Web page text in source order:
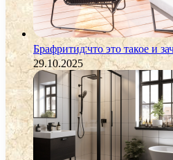
Брафритид:что это такое и
29.10.2025